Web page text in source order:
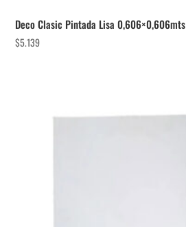
Deco Clasic Pintada Lisa 0,606×0,606mts
$5.139